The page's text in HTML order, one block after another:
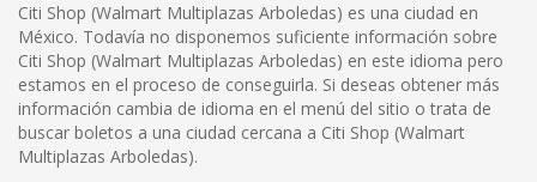
Citi Shop (Walmart Multiplazas Arboledas) es una ciudad en
México. Todavía no disponemos suficiente información sobre
Citi Shop (Walmart Multiplazas Arboledas) en este idioma pero
estamos en el proceso de conseguirla. Si deseas obtener más
información cambia de idioma en el menú del sitio o trata de
buscar boletos a una ciudad cercana a Citi Shop (Walmart
Multiplazas Arboledas).